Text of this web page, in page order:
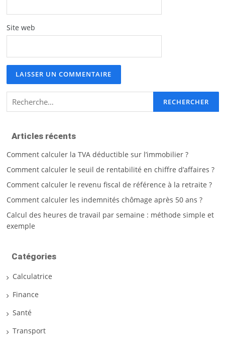
Site web
Rechercher :
Articles récents
Comment calculer la TVA déductible sur l’immobilier ?
Comment calculer le seuil de rentabilité en chiffre d’affaires ?
Comment calculer le revenu fiscal de référence à la retraite ?
Comment calculer les indemnités chômage après 50 ans ?
Calcul des heures de travail par semaine : méthode simple et
exemple
Catégories
Calculatrice
Finance
Santé
Transport